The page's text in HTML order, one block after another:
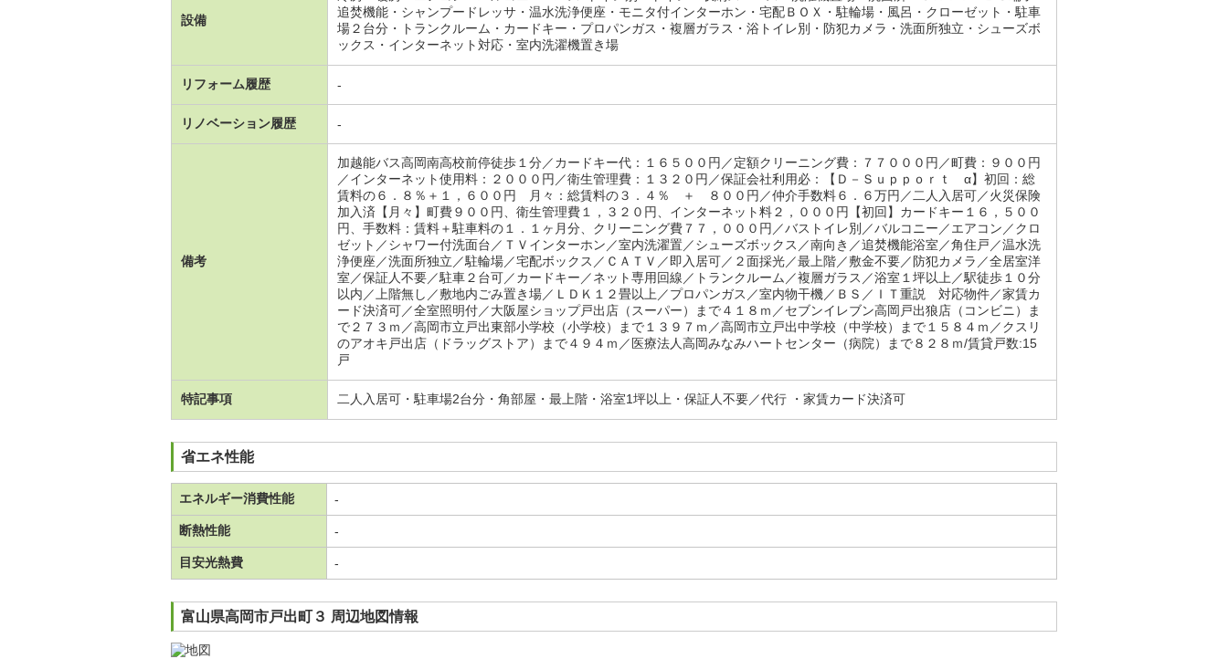
設備
追焚機能・シャンプードレッサ・温水洗浄便座・モニタ付インターホン・宅配ＢＯＸ・駐輪場・風呂・クローゼット・駐車
場２台分・トランクルーム・カードキー・プロパンガス・複層ガラス・浴トイレ別・防犯カメラ・洗面所独立・シューズボ
ックス・インターネット対応・室内洗濯機置き場
リフォーム履歴 -
リノベーション履歴 -
備考
加越能バス高岡南高校前停徒歩１分／カードキー代：１６５００円／定額クリーニング費：７７０００円／町費：９００円
／インターネット使用料：２０００円／衛生管理費：１３２０円／保証会社利用必：【Ｄ－Ｓｕｐｐｏｒｔ α】初回：総
賃料の６．８％＋１，６００円 月々：総賃料の３．４％ ＋ ８００円／仲介手数料６．６万円／二人入居可／火災保険
加入済【月々】町費９００円、衛生管理費１，３２０円、インターネット料２，０００円【初回】カードキー１６，５００
円、手数料：賃料＋駐車料の１．１ヶ月分、クリーニング費７７，０００円／バストイレ別／バルコニー／エアコン／クロ
ゼット／シャワー付洗面台／ＴＶインターホン／室内洗濯置／シューズボックス／南向き／追焚機能浴室／角住戸／温水洗
浄便座／洗面所独立／駐輪場／宅配ボックス／ＣＡＴＶ／即入居可／２面採光／最上階／敷金不要／防犯カメラ／全居室洋
室／保証人不要／駐車２台可／カードキー／ネット専用回線／トランクルーム／複層ガラス／浴室１坪以上／駅徒歩１０分
以内／上階無し／敷地内ごみ置き場／ＬＤＫ１２畳以上／プロパンガス／室内物干機／ＢＳ／ＩＴ重説 対応物件／家賃カ
ード決済可／全室照明付／大阪屋ショップ戸出店（スーパー）まで４１８ｍ／セブンイレブン高岡戸出狼店（コンビニ）ま
で２７３ｍ／高岡市立戸出東部小学校（小学校）まで１３９７ｍ／高岡市立戸出中学校（中学校）まで１５８４ｍ／クスリ
のアオキ戸出店（ドラッグストア）まで４９４ｍ／医療法人高岡みなみハートセンター（病院）まで８２８ｍ/賃貸戸数:15
戸
特記事項 二人入居可・駐車場2台分・角部屋・最上階・浴室1坪以上・保証人不要／代行 ・家賃カード決済可
省エネ性能
エネルギー消費性能 -
断熱性能 -
目安光熱費 -
富山県高岡市戸出町３ 周辺地図情報